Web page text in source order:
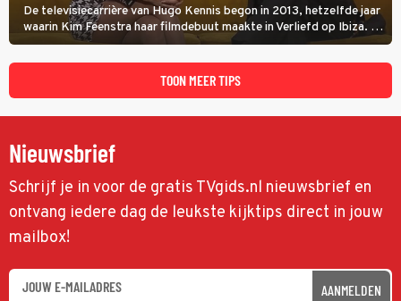
De televisiecarrière van Hugo Kennis begon in 2013, hetzelfde jaar
waarin Kim Feenstra haar filmdebuut maakte in Verliefd op Ibiza. In
Oh, Wat een Jaar! wordt duidelijk wat ze nog meer weten van het
jaar waarin ze allebei eindtwintigers waren.
TOON MEER TIPS
Nieuwsbrief
Schrijf je in voor de gratis TVgids.nl nieuwsbrief en
ontvang iedere dag de leukste kijktips direct in jouw
mailbox!
AANMELDEN